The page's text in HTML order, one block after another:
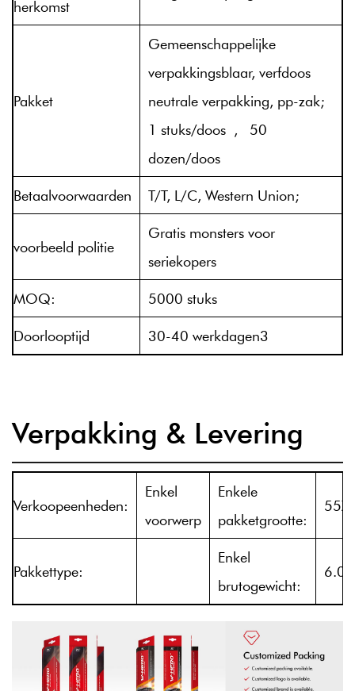
herkomst
Pakket
Gemeenschappelijke
verpakkingsblaar, verfdoos
neutrale verpakking, pp-zak;
1 stuks/doos , 50
dozen/doos
Betaalvoorwaarden
T/T, L/C, Western Union;
voorbeeld politie
Gratis monsters voor
seriekopers
MOQ:
5000 stuks
Doorlooptijd
30-40 werkdagen3
Verpakking & Levering
Verkoopeenheden:
Enkel
voorwerp
Enkele
pakketgrootte:
Pakkettype:
Enkel
brutogewicht: